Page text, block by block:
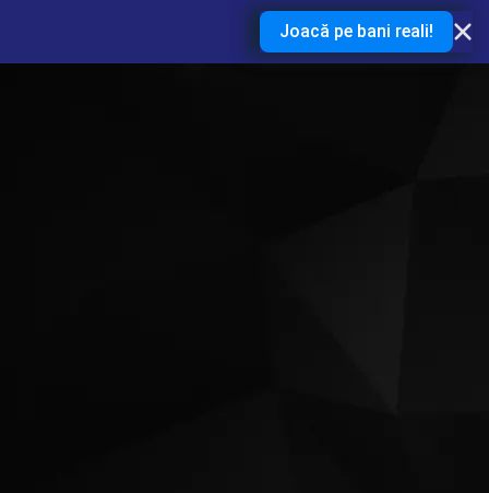
Joacă pe bani reali!